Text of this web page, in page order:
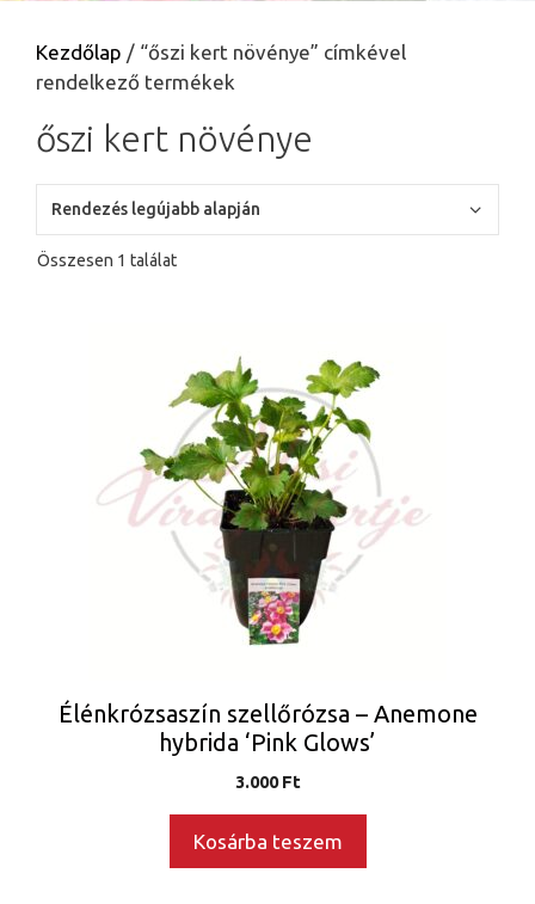
Kezdőlap / “őszi kert növénye” címkével
rendelkező termékek
őszi kert növénye
Összesen 1 találat
Élénkrózsaszín szellőrózsa – Anemone
hybrida ‘Pink Glows’
3.000Ft
Kosárba teszem